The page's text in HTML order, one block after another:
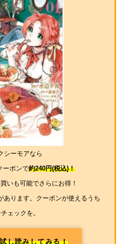
シーモアなら
ーポンで約240円(税込)！
いも可能でさらにお得！
ります。クーポンが使えるうち
ェックを。
し読みしてみる！